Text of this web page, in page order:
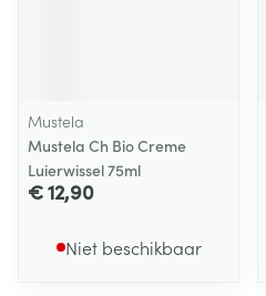
Mustela
Mustela Ch Bio Creme
Luierwissel 75ml
€ 12,90
Niet beschikbaar